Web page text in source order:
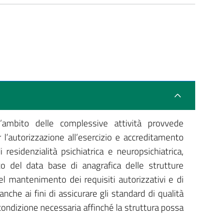
delle complessive attività provvede
all’esercizio e accreditamento
psichiatrica e neuropsichiatrica,
del data base di anagrafica delle strutture
mantenimento dei requisiti autorizzativi e di
ai fini di assicurare gli standard di qualità
necessaria affinché la struttura possa